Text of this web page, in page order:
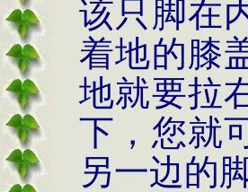
该只脚在
着地的膝
地就要拉
下，您就
另一边的